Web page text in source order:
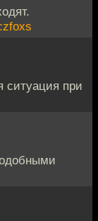
ситуация при